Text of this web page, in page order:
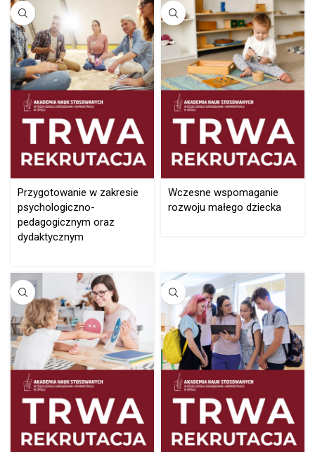
Przygotowanie w zakresie
psychologiczno-
pedagogicznym oraz
dydaktycznym
Wczesne wspomaganie
rozwoju małego dziecka